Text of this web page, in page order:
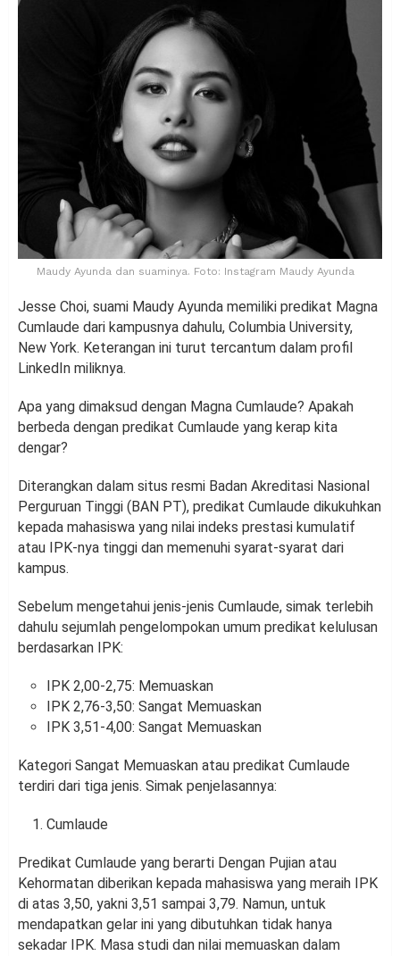
Maudy Ayunda dan suaminya. Foto: Instagram Maudy Ayunda
Jesse Choi, suami Maudy Ayunda memiliki predikat Magna
Cumlaude dari kampusnya dahulu, Columbia University,
New York. Keterangan ini turut tercantum dalam profil
LinkedIn miliknya.
Apa yang dimaksud dengan Magna Cumlaude? Apakah
berbeda dengan predikat Cumlaude yang kerap kita
dengar?
Diterangkan dalam situs resmi Badan Akreditasi Nasional
Perguruan Tinggi (BAN PT), predikat Cumlaude dikukuhkan
kepada mahasiswa yang nilai indeks prestasi kumulatif
atau IPK-nya tinggi dan memenuhi syarat-syarat dari
kampus.
Sebelum mengetahui jenis-jenis Cumlaude, simak terlebih
dahulu sejumlah pengelompokan umum predikat kelulusan
berdasarkan IPK:
IPK 2,00-2,75: Memuaskan
IPK 2,76-3,50: Sangat Memuaskan
IPK 3,51-4,00: Sangat Memuaskan
Kategori Sangat Memuaskan atau predikat Cumlaude
terdiri dari tiga jenis. Simak penjelasannya:
Cumlaude
Predikat Cumlaude yang berarti Dengan Pujian atau
Kehormatan diberikan kepada mahasiswa yang meraih IPK
di atas 3,50, yakni 3,51 sampai 3,79. Namun, untuk
mendapatkan gelar ini yang dibutuhkan tidak hanya
sekadar IPK. Masa studi dan nilai memuaskan dalam